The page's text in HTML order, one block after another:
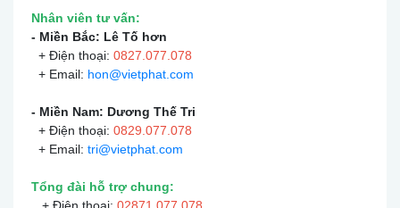
Nhân viên tư vấn:
- Miền Bắc: Lê Tố hơn
+ Điện thoại: 0827.077.078
+ Email: hon@vietphat.com
- Miền Nam: Dương Thế Tri
+ Điện thoại: 0829.077.078
+ Email: tri@vietphat.com
Tổng đài hỗ trợ chung: